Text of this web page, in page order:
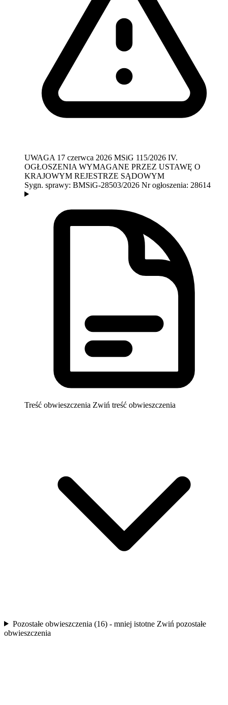
UWAGA 17 czerwca 2026 MSiG 115/2026 IV.
OGŁOSZENIA WYMAGANE PRZEZ USTAWĘ O
KRAJOWYM REJESTRZE SĄDOWYM
Sygn. sprawy: BMSiG-28503/2026 Nr ogłoszenia: 28614
Treść obwieszczenia Zwiń treść obwieszczenia
Pozostałe obwieszczenia (16) - mniej istotne Zwiń pozostałe
obwieszczenia